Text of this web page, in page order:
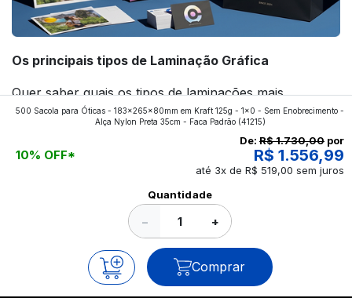
Os principais tipos de Laminação Gráfica
Quer saber quais os tipos de laminações mais
aplicados nos impressos da gráfica FuturaIM? Então,
continue a leitura que vamos revelar para você!
500 Sacola para Óticas - 183x265x80mm em Kraft 125g - 1x0 - Sem Enobrecimento -
Alça Nylon Preta 35cm - Faca Padrão(41215)
10% OFF*
De: R$ 1.730,00 por
R$ 1.556,99
até 3x de R$ 519,00 sem juros
Quantidade
− +
Comprar